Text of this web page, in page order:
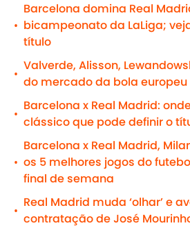
•
Barcelona domina Real
bicampeonato da LaLiga;
título
•
Valverde, Alisson,
do mercado da bola europeu
•
Barcelona x Real Madrid:
clássico que pode definir o
•
Barcelona x Real Madrid,
os 5 melhores jogos do
final de semana
•
Real Madrid muda ‘olhar’ e
contratação de José